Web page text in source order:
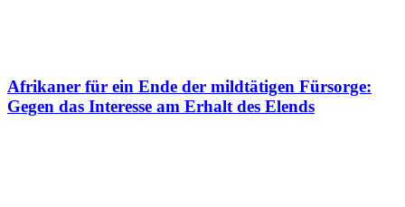
Afrikaner für ein Ende der mildtätigen Fürsorge:
Gegen das Interesse am Erhalt des Elends